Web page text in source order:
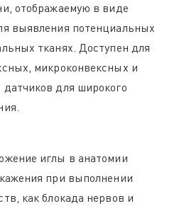
отображаемую в виде
выявления потенциальных
тканях. Доступен для
микроконвексных и
для широкого
иглы в анатомии
при выполнении
как блокада нервов и